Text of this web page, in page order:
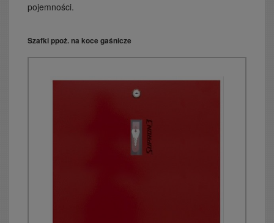
pojemności.
Szafki ppoż. na koce gaśnicze